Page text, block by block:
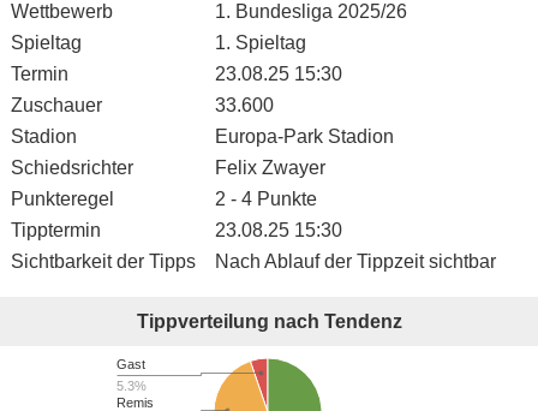
Wettbewerb
1. Bundesliga 2025/26
Spieltag
1. Spieltag
Termin
23.08.25 15:30
Zuschauer
33.600
Stadion
Europa-Park Stadion
Schiedsrichter
Felix Zwayer
Punkteregel
2 - 4 Punkte
Tipptermin
23.08.25 15:30
Sichtbarkeit der Tipps
Nach Ablauf der Tippzeit sichtbar
Tippverteilung nach Tendenz
Remis
Gast
5.3%